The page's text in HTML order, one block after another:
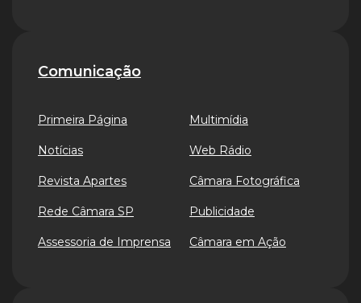
Comunicação
Primeira Página
Notícias
Revista Apartes
Rede Câmara SP
Assessoria de Imprensa
Multimídia
Web Rádio
Câmara Fotográfica
Publicidade
Câmara em Ação